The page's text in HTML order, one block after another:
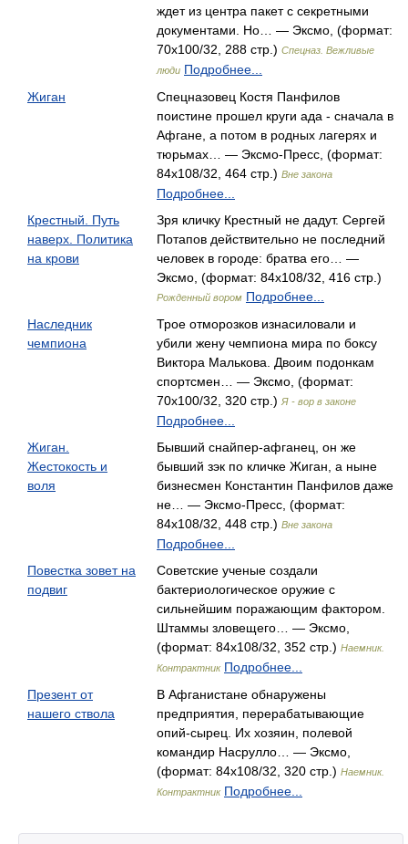
ждет из центра пакет с секретными
документами. Но… — Эксмо, (формат:
70x100/32, 288 стр.) Спецназ. Вежливые
люди Подробнее...
Жиган
Спецназовец Костя Панфилов
поистине прошел круги ада - сначала в
Афгане, а потом в родных лагерях и
тюрьмах… — Эксмо-Пресс, (формат:
84x108/32, 464 стр.) Вне закона
Подробнее...
Крестный. Путь
наверх. Политика
на крови
Зря кличку Крестный не дадут. Сергей
Потапов действительно не последний
человек в городе: братва его… —
Эксмо, (формат: 84x108/32, 416 стр.)
Рожденный вором Подробнее...
Наследник
чемпиона
Трое отморозков изнасиловали и
убили жену чемпиона мира по боксу
Виктора Малькова. Двоим подонкам
спортсмен… — Эксмо, (формат:
70x100/32, 320 стр.) Я - вор в законе
Подробнее...
Жиган.
Жестокость и
воля
Бывший снайпер-афганец, он же
бывший зэк по кличке Жиган, а ныне
бизнесмен Константин Панфилов даже
не… — Эксмо-Пресс, (формат:
84x108/32, 448 стр.) Вне закона
Подробнее...
Повестка зовет на
подвиг
Советские ученые создали
бактериологическое оружие с
сильнейшим поражающим фактором.
Штаммы зловещего… — Эксмо,
(формат: 84x108/32, 352 стр.) Наемник.
Контрактник Подробнее...
Презент от
нашего ствола
В Афганистане обнаружены
предприятия, перерабатывающие
опий-сырец. Их хозяин, полевой
командир Насрулло… — Эксмо,
(формат: 84x108/32, 320 стр.) Наемник.
Контрактник Подробнее...